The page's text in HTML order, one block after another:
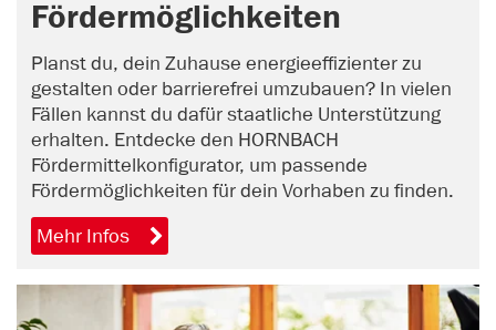
Fördermöglichkeiten
Planst du, dein Zuhause energieeffizienter zu
gestalten oder barrierefrei umzubauen? In vielen
Fällen kannst du dafür staatliche Unterstützung
erhalten. Entdecke den HORNBACH
Fördermittelkonfigurator, um passende
Fördermöglichkeiten für dein Vorhaben zu finden.
Mehr Infos